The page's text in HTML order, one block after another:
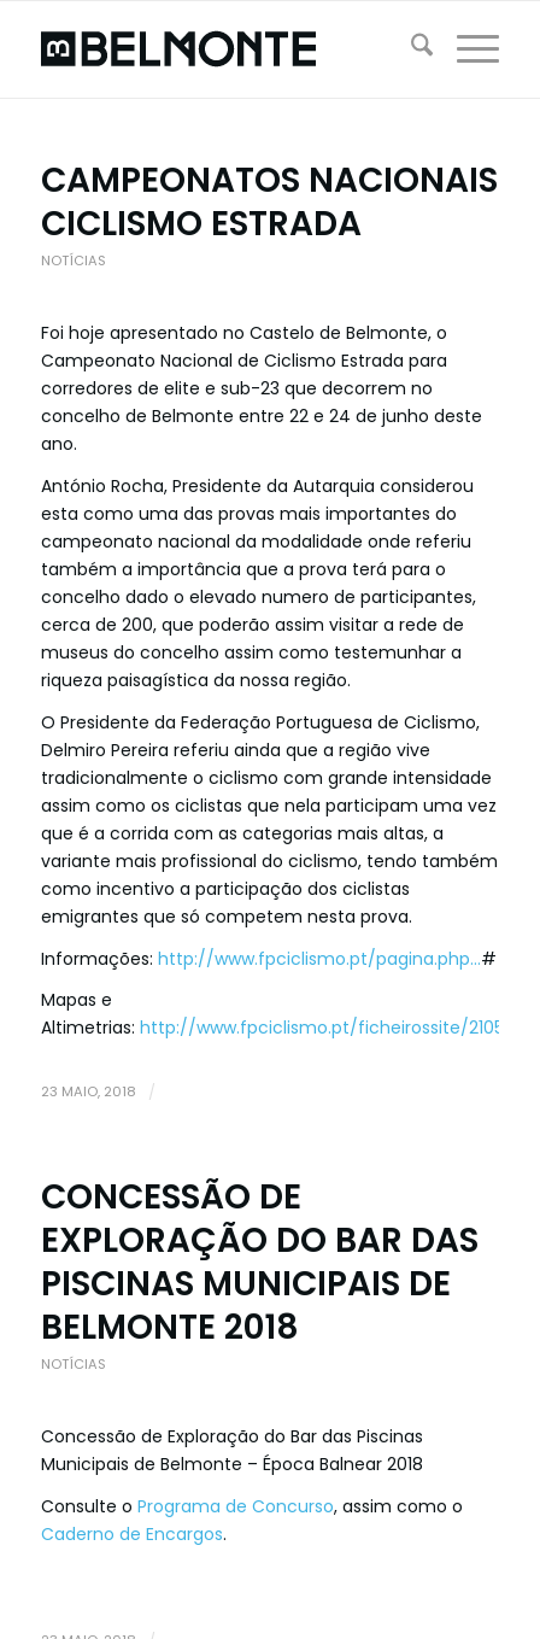
CAMPEONATOS NACIONAIS
CICLISMO ESTRADA
NOTÍCIAS
Foi hoje apresentado no Castelo de Belmonte, o
Campeonato Nacional de Ciclismo Estrada para
corredores de elite e sub-23 que decorrem no
concelho de Belmonte entre 22 e 24 de junho deste
ano.
António Rocha, Presidente da Autarquia considerou
esta como uma das provas mais importantes do
campeonato nacional da modalidade onde referiu
também a importância que a prova terá para o
concelho dado o elevado numero de participantes,
cerca de 200, que poderão assim visitar a rede de
museus do concelho assim como testemunhar a
riqueza paisagística da nossa região.
O Presidente da Federação Portuguesa de Ciclismo,
Delmiro Pereira referiu ainda que a região vive
tradicionalmente o ciclismo com grande intensidade
assim como os ciclistas que nela participam uma vez
que é a corrida com as categorias mais altas, a
variante mais profissional do ciclismo, tendo também
como incentivo a participação dos ciclistas
emigrantes que só competem nesta prova.
Informações: http://www.fpciclismo.pt/pagina.php…#
Mapas e
Altimetrias: http://www.fpciclismo.pt/ficheirossite/
23 MAIO, 2018 /
CONCESSÃO DE
EXPLORAÇÃO DO BAR DAS
PISCINAS MUNICIPAIS DE
BELMONTE 2018
NOTÍCIAS
Concessão de Exploração do Bar das Piscinas
Municipais de Belmonte – Época Balnear 2018
Consulte o Programa de Concurso, assim como o
Caderno de Encargos.